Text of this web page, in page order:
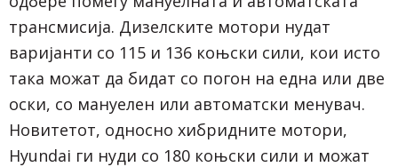
трансмисија. Дизелските мотори нудат
варијанти со 115 и 136 коњски сили, кои исто
така можат да бидат со погон на една или две
оски, со мануелен или автоматски менувач.
Новитетот, односно хибридните мотори,
Hyundai ги нуди со 180 коњски сили и можат